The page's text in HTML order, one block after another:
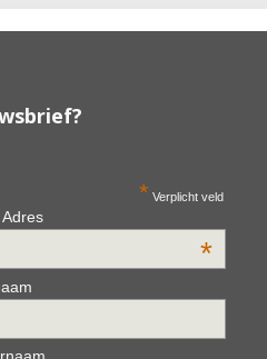
* Verplicht veld
*